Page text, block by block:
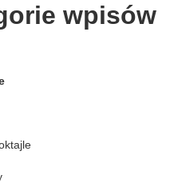
wpisów